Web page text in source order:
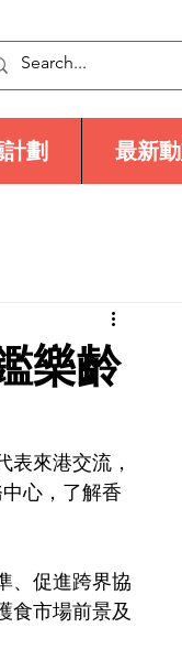
劃 最新
樂齡
來港交流，
心，了解香
、促進跨界協
食市場前景及